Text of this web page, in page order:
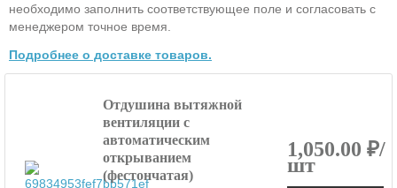
необходимо заполнить соответствующее поле и согласовать с
менеджером точное время.
Подробнее о доставке товаров.
Отдушина вытяжной
вентиляции с
автоматическим
открыванием
(фестончатая)
1,050.00 ₽/
шт